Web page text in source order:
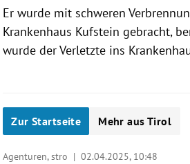
Er wurde mit schweren
Krankenhaus Kufstein gebracht,
wurde der Verletzte ins
Zur Startseite Mehr aus Tirol
Agenturen, stro |02.04.2025, 10:48